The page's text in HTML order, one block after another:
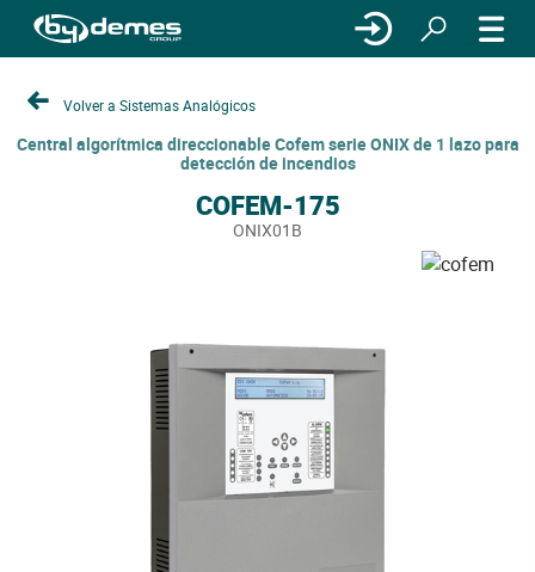
Volver a Sistemas Analógicos
Central algorítmica direccionable Cofem serie ONIX de 1 lazo para
detección de incendios
COFEM-175
ONIX01B